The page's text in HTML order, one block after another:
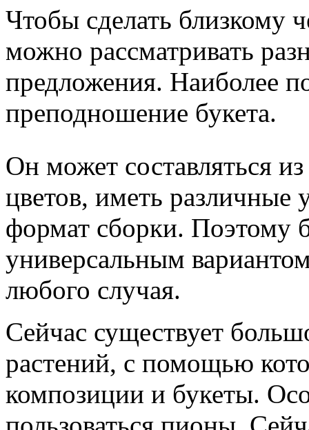
Чтобы сделать близкому
можно рассматривать
предложения. Наиболее
преподношение букета.
Он может составляться
цветов, иметь
формат сборки. Поэтому
универсальным
любого случая.
Сейчас существует
растений, с помощью
композиции и букеты.